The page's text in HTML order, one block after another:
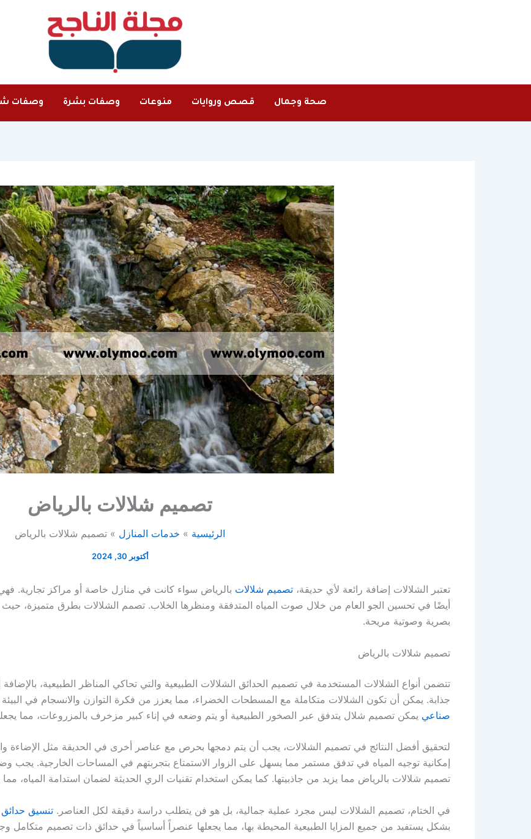
صحة وجمال قصص وروايات منوعات وصفات بشرة وصفات
تصميم شلالات بالرياض
الرئيسية خدمات المنازل تصميم شلالات بالرياض
أكتوبر 30, 2024
تعتبر الشلالات إضافة رائعة لأي حديقة، تصميم شلالات بالرياض سواء كانت في منازل خاصة أو مراكز تجارية.
أيضًا في تحسين الجو العام من خلال صوت المياه المتدفقة ومنظرها الخلاب. تصمم الشلالات بطرق متميزة، حيث يتم
بصرية وصوتية مريحة.
تصميم شلالات بالرياض
تتضمن أنواع الشلالات المستخدمة في تصميم الحدائق الشلالات الطبيعية والتي تحاكي المناظر الطبيعية،
جذابة. يمكن أن تكون الشلالات متكاملة مع المسطحات الخضراء، مما يعزز من فكرة التوازن والانسجام في
صناعي يمكن تصميم شلال يتدفق عبر الصخور الطبيعية أو يتم وضعه في إناء كبير مزخرف بالمزروعات، مما
لتحقيق أفضل النتائج في تصميم الشلالات، يجب أن يتم دمجها بحرص مع عناصر أخرى في الحديقة مثل الإضاءة
إمكانية توجيه المياه في تدفق مستمر مما يسهل على الزوار الاستمتاع بتجربتهم في المساحات الخارجية. يجب
تصميم شلالات بالرياض مما يزيد من جاذبيتها. كما يمكن استخدام تقنيات الري الحديثة لضمان استدامة المياه،
في الختام، تصميم الشلالات ليس مجرد عملية جمالية، بل هو فن يتطلب دراسة دقيقة لكل العناصر. تنسيق حدائق
بشكل يستفيد من جميع المزايا الطبيعية المحيطة بها، مما يجعلها عنصراً أساسياً في حدائق ذات تصميم متكامل